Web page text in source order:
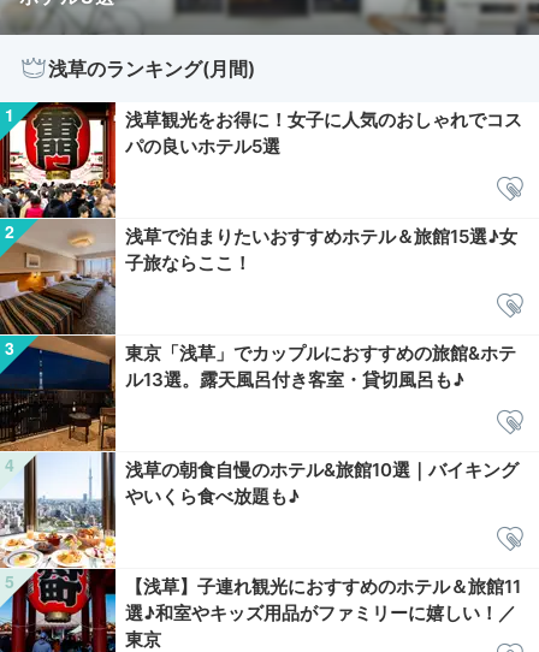
浅草のランキング(月間)
浅草観光をお得に！女子に人気のおしゃれでコス
パの良いホテル5選
浅草で泊まりたいおすすめホテル＆旅館15選♪女
子旅ならここ！
東京「浅草」でカップルにおすすめの旅館&ホテ
ル13選。露天風呂付き客室・貸切風呂も♪
浅草の朝食自慢のホテル&旅館10選｜バイキング
やいくら食べ放題も♪
【浅草】子連れ観光におすすめのホテル＆旅館11
選♪和室やキッズ用品がファミリーに嬉しい！／
東京